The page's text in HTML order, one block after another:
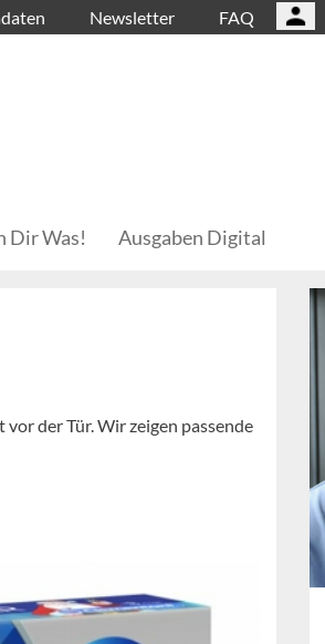
Newsletter FAQ
Dir Was! Ausgaben Digital
der Tür. Wir zeigen passende